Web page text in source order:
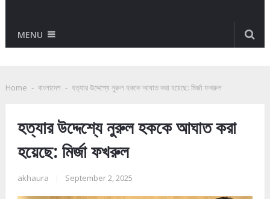
MENU
Home - বাংলাদেশ - হত্যার উদ্দেশ্যে নুরুল হককে আঘাত করা হয়েছে: মির্জা ফখরুল
হত্যার উদ্দেশ্যে নুরুল হককে আঘাত করা
হয়েছে: মির্জা ফখরুল
akhaura September 2, 2025